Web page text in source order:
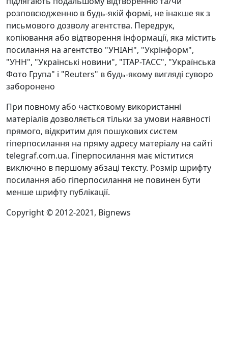
розповсюдженню в будь-якій формі, не інакше як з
письмового дозволу агентства. Передрук,
копіювання або відтворення інформації, яка містить
посилання на агентство "УНІАН", "Укрінформ",
"УНН", "Українські новини", "ІТАР-ТАСС", "Українська
Фото Група" і "Reuters" в будь-якому вигляді суворо
заборонено
При повному або частковому використанні
матеріалів дозволяється тільки за умови наявності
прямого, відкритим для пошукових систем
гіперпосилання на пряму адресу матеріалу на сайті
telegraf.com.ua. Гіперпосилання має міститися
виключно в першому абзаці тексту. Розмір шрифту
посилання або гіперпосилання не повинен бути
менше шрифту публікації.
Copyright © 2012-2021, Bignews